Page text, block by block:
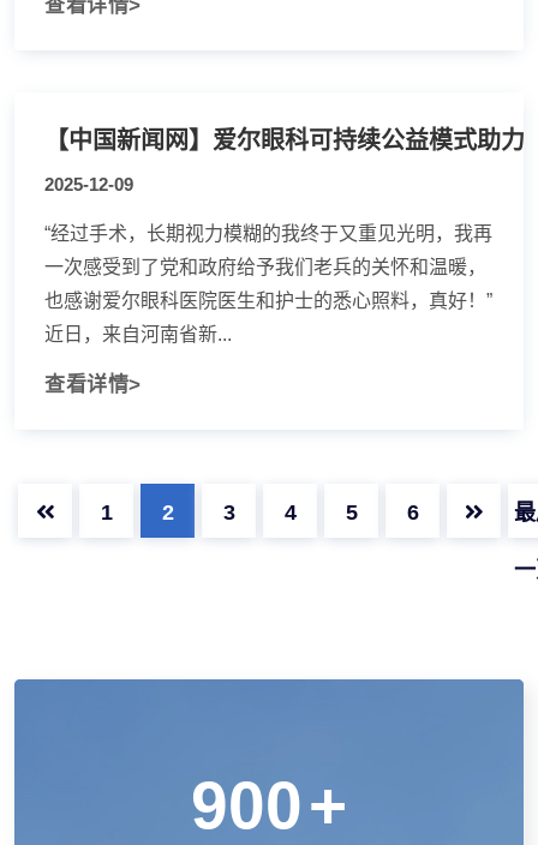
查看详情>
【中国新闻网】爱尔眼科可持续公益模式助力
2025-12-09
“经过手术，长期视力模糊的我终于又重见光明，我再
一次感受到了党和政府给予我们老兵的关怀和温暖，
也感谢爱尔眼科医院医生和护士的悉心照料，真好！”
近日，来自河南省新...
查看详情>
1 2 3 4 5 6
900+